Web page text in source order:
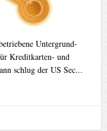
Untergrund-
Kreditkarten- und